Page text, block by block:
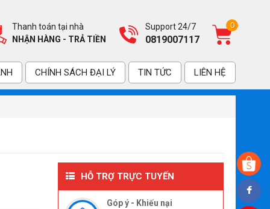
Thanh toán tại nhà
NHẬN HÀNG - TRẢ TIỀN
Support 24/7
0819007117
0
CHÍNH SÁCH ĐẠI LÝ TIN TỨC LIÊN HỆ
HỖ TRỢ TRỰC TUYẾN
Góp ý - Khiếu nại